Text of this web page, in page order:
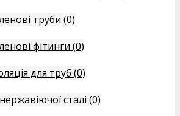
труби (0)
фітинги (0)
для труб (0)
сталі (0)